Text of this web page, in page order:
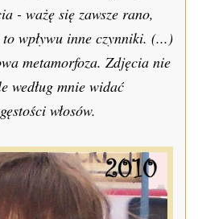
- ważę się zawsze rano,
wpływu inne czynniki. (...)
metamorfoza. Zdjęcia nie
według mnie widać
włosów.